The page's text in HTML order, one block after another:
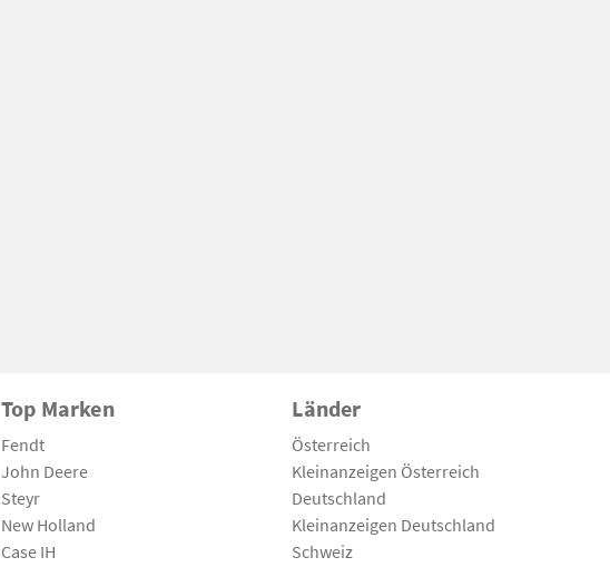
Top Marken
Fendt
John Deere
Steyr
New Holland
Case IH
Länder
Österreich
Kleinanzeigen Österreich
Deutschland
Kleinanzeigen Deutschland
Schweiz